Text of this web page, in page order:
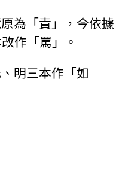
原為「責」，今依據
作「罵」。
明三本作「如